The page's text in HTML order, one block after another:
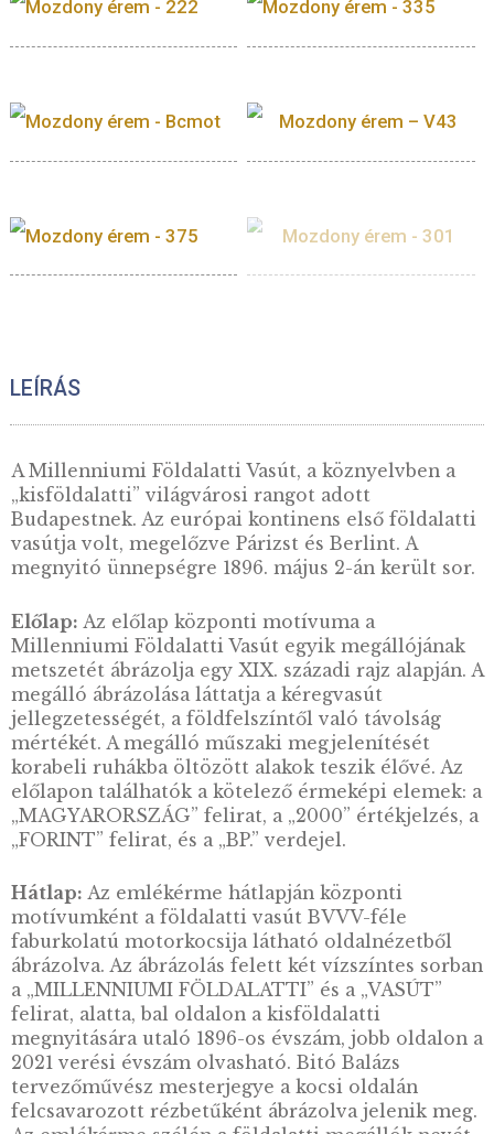
súly:
27,00 g
tervező:
Bitó Balázs
LEÍRÁS
A Millenniumi Földalatti Vasút, a
„kisföldalatti” világvárosi rangot adott
Budapestnek. Az európai kontinens első
megnyitó ünnepségre 1896. május 2-án
Előlap: Az előlap központi motívuma a
Millenniumi Földalatti Vasút egyik
metszetét ábrázolja egy XIX. századi rajz
megálló ábrázolása láttatja a kéregvasút
jellegzetességét, a földfelszíntől való
mértékét. A megálló műszaki megjelenítését
korabeli ruhákba öltözött alakok teszik